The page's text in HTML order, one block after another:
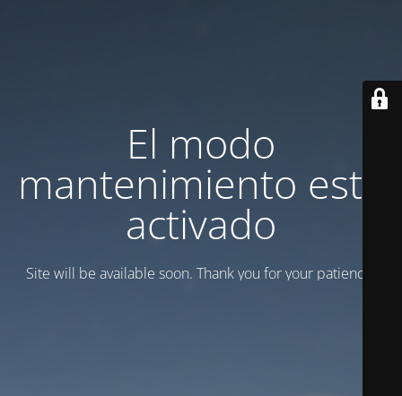
El modo
mantenimiento está
activado
Site will be available soon. Thank you for your patience!